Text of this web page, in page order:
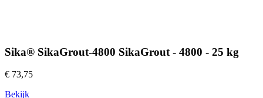
Sika® SikaGrout-4800 SikaGrout - 4800 - 25 kg
€ 73,75
Bekijk